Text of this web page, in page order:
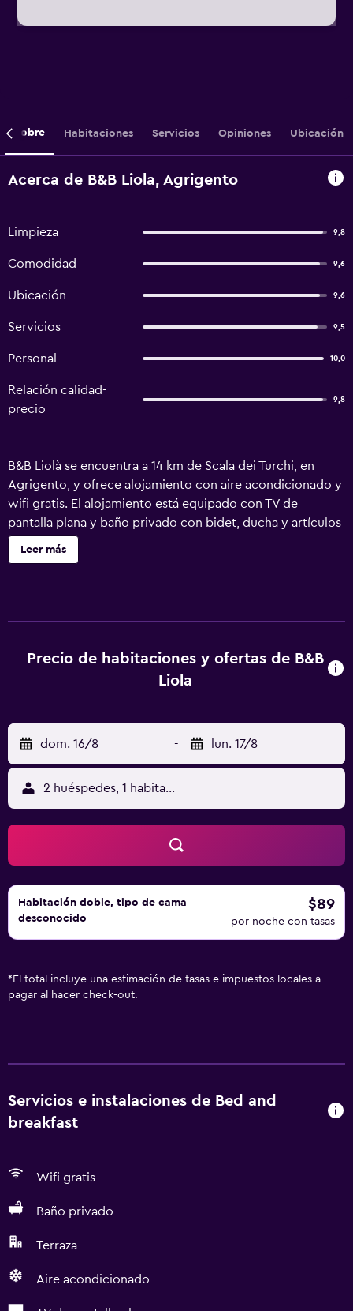
Sobre Habitaciones Servicios Opiniones Ubicación
Acerca de B&B Liola, Agrigento
Limpieza 9,8
Comodidad 9,6
Ubicación 9,6
Servicios 9,5
Personal 10,0
Relación calidad-
precio
9,8
B&B Liolà se encuentra a 14 km de Scala dei Turchi, en
Agrigento, y ofrece alojamiento con aire acondicionado y
wifi gratis. El alojamiento está equipado con TV de
pantalla plana y baño privado con bidet, ducha y artículos
de aseo gratuitos. La cocina dispone de nevera,
lavavajillas y horno. También hay fogones, tostadora y
Leer más
Precio de habitaciones y ofertas de B&B
Liola
dom. 16/8 - lun. 17/8
2 huéspedes, 1 habitación
Habitación doble, tipo de cama
desconocido
$89
por noche con tasas
* El total incluye una estimación de tasas e impuestos locales a
pagar al hacer check-out.
Servicios e instalaciones de Bed and
breakfast
Wifi gratis
Baño privado
Terraza
Aire acondicionado